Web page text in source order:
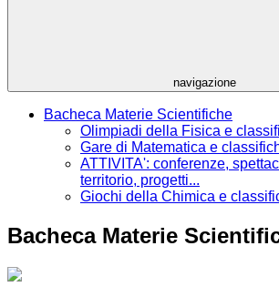
navigazione
Bacheca Materie Scientifiche
Olimpiadi della Fisica e
Gare di Matematica e
ATTIVITA': conferenze,
territorio, progetti...
Giochi della Chimica e
Bacheca Materie